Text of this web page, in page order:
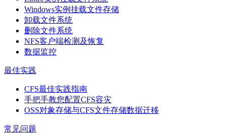
Windows实例挂载文件存储
卸载文件系统
删除文件系统
NFS客户端检测及恢复
数据监控
最佳实践
CFS最佳实践指南
手把手教您配置CFS容灾
OSS对象存储与CFS文件存储数据迁移
常见问题